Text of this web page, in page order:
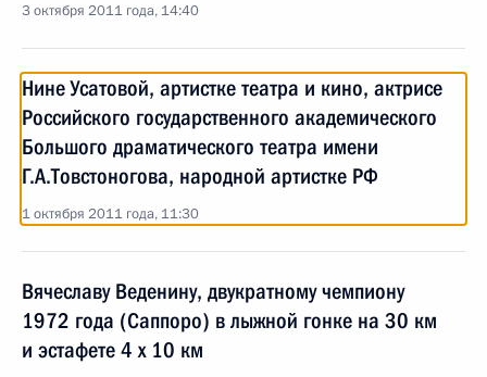
3 октября 2011 года, 14:40
Нине Усатовой, артистке театра и кино, актрисе
Российского государственного академического
Большого драматического театра имени
Г.А.Товстоногова, народной артистке РФ
1 октября 2011 года, 11:30
Вячеславу Веденину, двукратному чемпиону
1972 года (Саппоро) в лыжной гонке на 30 км
и эстафете 4 x 10 км